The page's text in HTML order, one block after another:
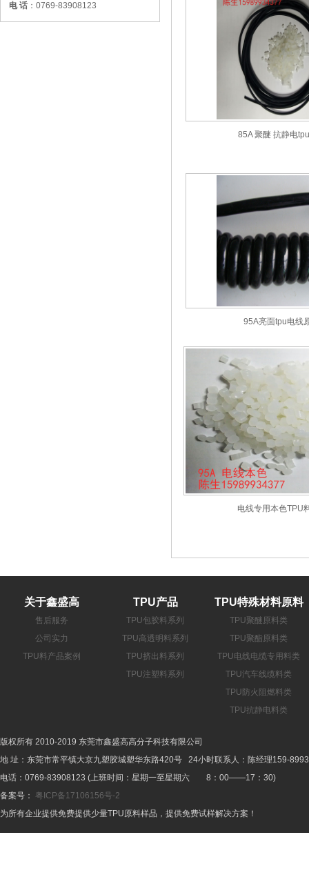
电 话 ：0769-83908123
85A 聚醚 抗静电
95A亮面tpu电线
电线专用本色TPU
关于鑫盛高
售后服务
公司实力
TPU料产品案例
TPU产品
TPU包胶料系列
TPU高透明料系列
TPU挤出料系列
TPU注塑料系列
TPU特殊材料原料
TPU聚醚原料类
TPU聚酯原料类
TPU电线电缆专用料类
TPU汽车线缆料类
TPU防火阻燃料类
TPU抗静电料类
版权所有 2010-2019 东莞市鑫盛高高分子科技有限公司
地 址：东莞市常平镇大京九塑胶城塑华东路420号 24小时联系人：陈经理159-
电话：0769-83908123 (上班时间：星期一至星期六 8：00——17：30)
备案号： 粤ICP备17106156号-2
为所有企业提供免费提供少量TPU原料样品，提供免费试样解决方案！